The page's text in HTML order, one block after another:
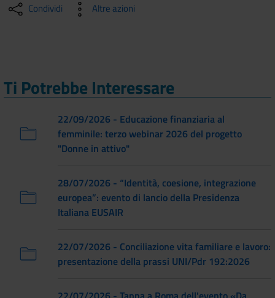
Condividi Altre azioni
Ti Potrebbe Interessare
22/09/2026 - Educazione finanziaria al
femminile: terzo webinar 2026 del progetto
"Donne in attivo"
28/07/2026 - “Identità, coesione, integrazione
europea”: evento di lancio della Presidenza
Italiana EUSAIR
22/07/2026 - Conciliazione vita familiare e lavoro:
presentazione della prassi UNI/Pdr 192:2026